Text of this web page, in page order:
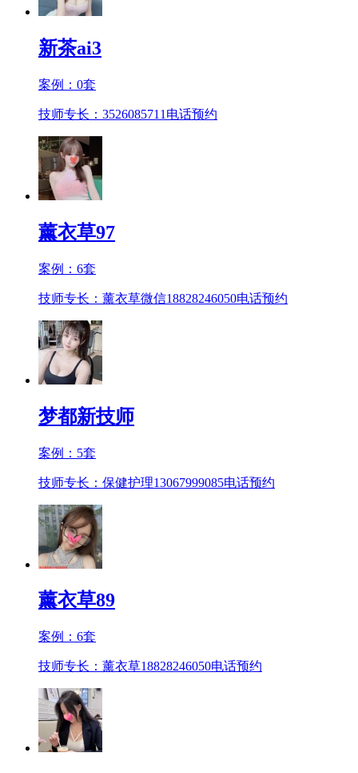
新茶ai3
案例： 0套
技师专长：3526085711 电话预约
薰衣草97
案例： 6套
技师专长：薰衣草微信18828246050电话预约
梦都新技师
案例： 5套
技师专长：保健护理13067999085电话预约
薰衣草89
案例： 6套
技师专长：薰衣草18828246050电话预约